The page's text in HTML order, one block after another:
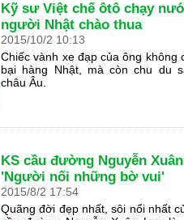
Kỹ sư Việt chế ôtô chạy
người Nhật chào thua
2015/10/2 10:13
Chiếc vành xe đạp của ông không
bại hàng Nhật, mà còn chu du
châu Âu.
KS cầu đường Nguyễn
'Người nối những bờ vui'
2015/8/2 17:54
Quãng đời đẹp nhất, sôi nổi nhất